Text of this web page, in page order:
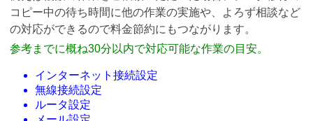
コピー中の待ち時間に他の作業の実施や、よろず相談など
の対応ができるので料金節約にもつながります。
参考までに概ね30分以内で対応可能な作業の目安。
インターネット接続設定
無線接続設定
ルータ設定